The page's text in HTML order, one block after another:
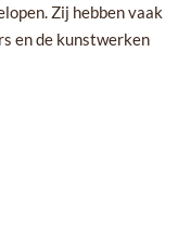
Zij hebben vaak
en de kunstwerken